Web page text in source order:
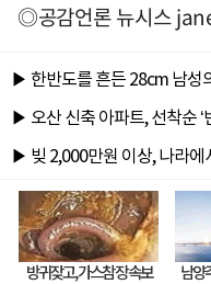
◎공감언론 뉴시스